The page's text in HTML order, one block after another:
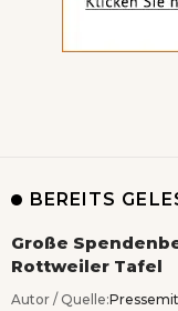
BEREITS
Große
Rottweiler Tafel
Autor / Quelle: